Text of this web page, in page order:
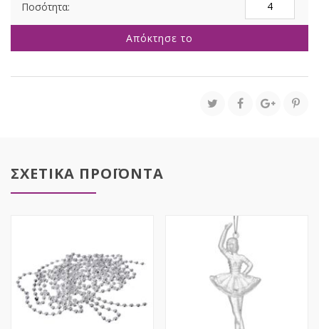
ΒΕΛΟΥΔΙΝΗ
ΜΠΑΛΑ
ποσότητα
Απόκτησε το
ΣΧΕΤΙΚΑ ΠΡΟΪΟΝΤΑ